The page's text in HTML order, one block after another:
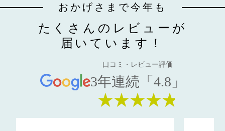
おかげさまで今年も
たくさんのレビューが
届いています！
口コミ・レビュー評価
3年連続「4.8」
★★★★★